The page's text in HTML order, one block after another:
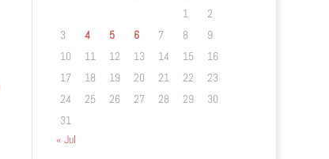
1
2
3
4 5 6 7 8
9
10
11 12 13 14 15
16
17
18 19 20 21 22
23
24
25 26 27 28 29
30
31
« Jul